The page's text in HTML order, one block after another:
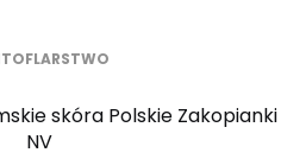
skóra Polskie Zakopianki
NV